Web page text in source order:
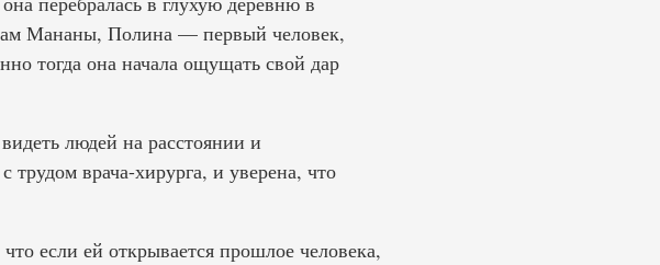
Мананы, Полина — первый человек,
тогда она начала ощущать свой дар
людей на расстоянии и
трудом врача-хирурга, и уверена, что
если ей открывается прошлое человека,